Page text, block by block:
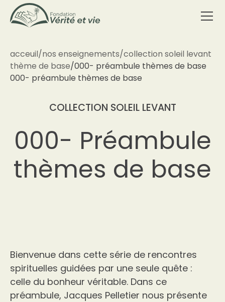
acceuil/nos enseignements/collection soleil levant
thème de base/000- préambule thèmes de base
000- préambule thèmes de base
COLLECTION SOLEIL LEVANT
000- Préambule
thèmes de base
Bienvenue dans cette série de rencontres
spirituelles guidées par une seule quête :
celle du bonheur véritable. Dans ce
préambule, Jacques Pelletier nous présente